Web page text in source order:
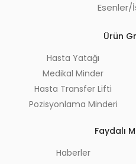
Ürün
Hasta Yatağı
Medikal Minder
Hasta Transfer Lifti
Pozisyonlama Minderi
Faydalı
Haberler